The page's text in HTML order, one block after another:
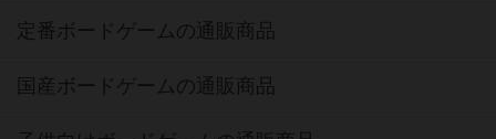
定番ボードゲームの通販商品
国産ボードゲームの通販商品